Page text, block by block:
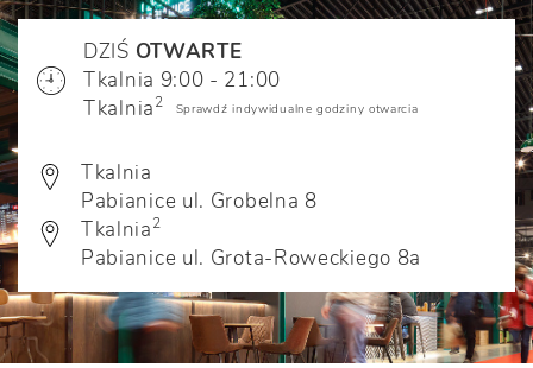
DZIŚ OTWARTE
Tkalnia 9:00 - 21:00
Tkalnia2 Sprawdź indywidualne godziny otwarcia
Tkalnia
Pabianice ul. Grobelna 8
Tkalnia2
Pabianice ul. Grota-Roweckiego 8a